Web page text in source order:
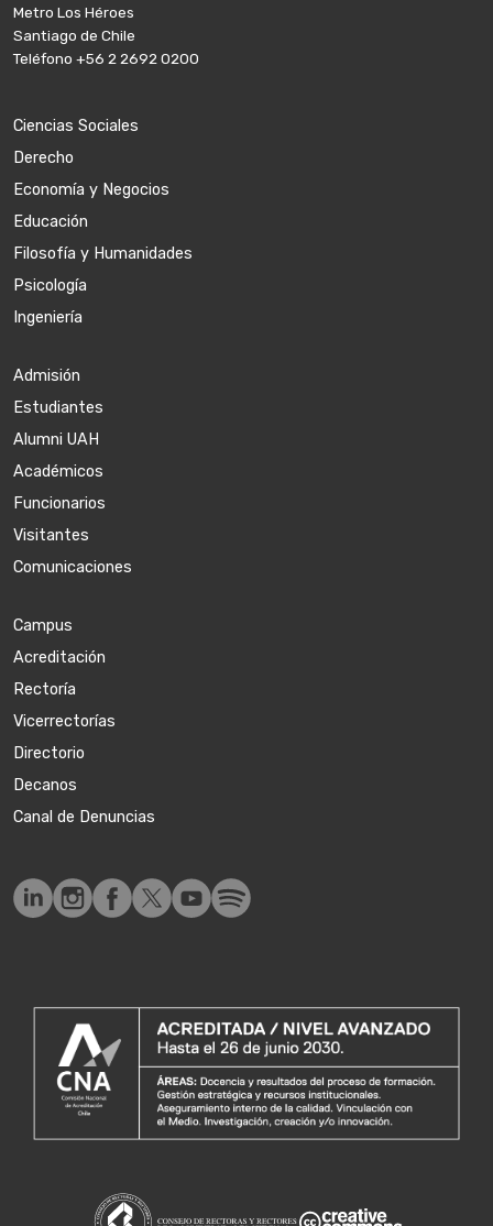
Metro Los Héroes
Santiago de Chile
Teléfono +56 2 2692 0200
Ciencias Sociales
Derecho
Economía y Negocios
Educación
Filosofía y Humanidades
Psicología
Ingeniería
Admisión
Estudiantes
Alumni UAH
Académicos
Funcionarios
Visitantes
Comunicaciones
Campus
Acreditación
Rectoría
Vicerrectorías
Directorio
Decanos
Canal de Denuncias